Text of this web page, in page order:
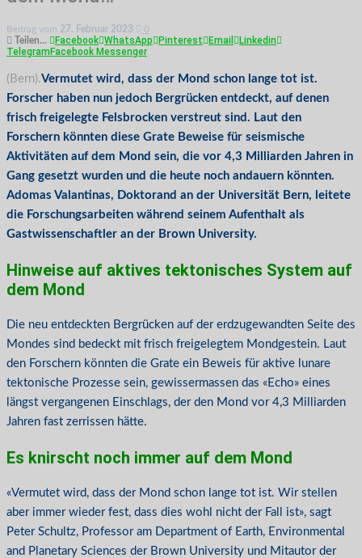
Beitrag vom 27. Februar 2023
0
Teilen...
Facebook WhatsApp Pinterest Email
Linkedin
TelegramFacebook Messenger
(Bern).Vermutet wird, dass der Mond schon lange tot ist.
Forscher haben nun jedoch Bergrücken entdeckt, auf denen
frisch freigelegte Felsbrocken verstreut sind. Laut den
Forschern könnten diese Grate Beweise für seismische
Aktivitäten auf dem Mond sein, die vor 4,3 Milliarden Jahren in
Gang gesetzt wurden und die heute noch andauern könnten.
Adomas Valantinas, Doktorand an der Universität Bern, leitete
die Forschungsarbeiten während seinem Aufenthalt als
Gastwissenschaftler an der Brown University.
Hinweise auf aktives tektonisches System auf
dem Mond
Die neu entdeckten Bergrücken auf der erdzugewandten Seite des
Mondes sind bedeckt mit frisch freigelegtem Mondgestein. Laut
den Forschern könnten die Grate ein Beweis für aktive lunare
tektonische Prozesse sein, gewissermassen das «Echo» eines
längst vergangenen Einschlags, der den Mond vor 4,3 Milliarden
Jahren fast zerrissen hätte.
Es knirscht noch immer auf dem Mond
«Vermutet wird, dass der Mond schon lange tot ist. Wir stellen
aber immer wieder fest, dass dies wohl nicht der Fall ist», sagt
Peter Schultz, Professor am Department of Earth, Environmental
and Planetary Sciences der Brown University und Mitautor der